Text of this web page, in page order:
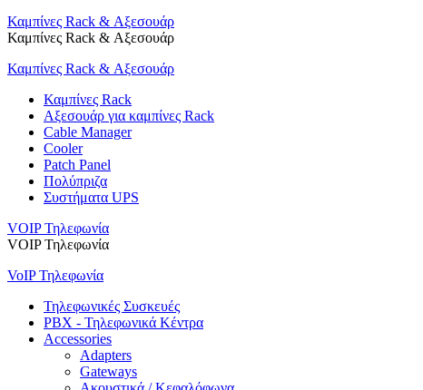
Καμπίνες Rack & Αξεσουάρ
Καμπίνες Rack & Αξεσουάρ
Καμπίνες Rack & Αξεσουάρ
Καμπίνες Rack
Αξεσουάρ για καμπίνες Rack
Cable Manager
Cooler
Patch Panel
Πολύπριζα
Συστήματα UPS
VOIP Τηλεφωνία
VOIP Τηλεφωνία
VoIP Τηλεφωνία
Τηλεφωνικές Συσκευές
PBX - Τηλεφωνικά Κέντρα
Accessories
Adapters
Gateways